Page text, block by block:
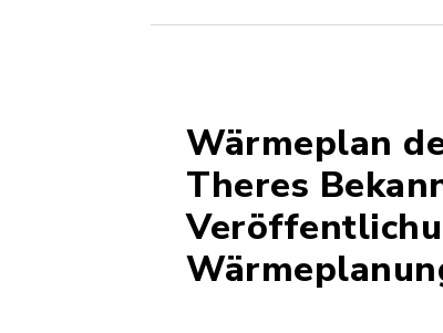
Wärmeplan
Theres